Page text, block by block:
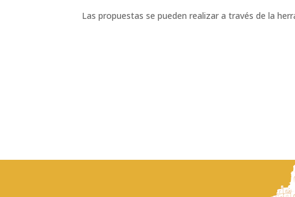
Las propuestas se pueden realizar a través de la